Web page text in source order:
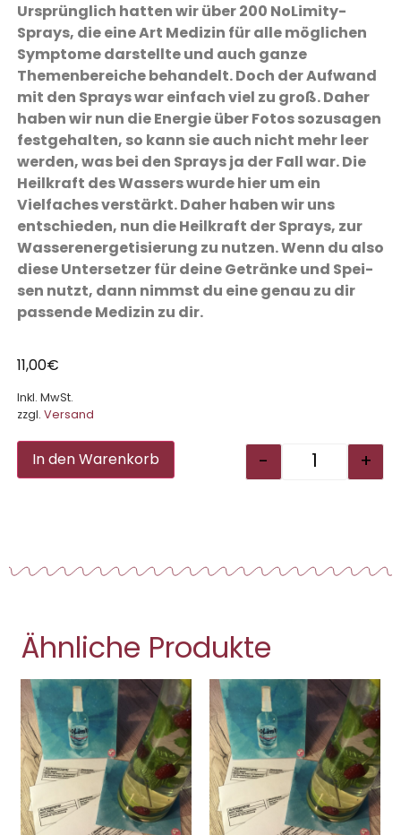
Ursprünglich hatten wir über 200 NoLimity-
Sprays, die eine Art Medizin für alle möglichen
Symptome darstellte und auch ganze
Themenbereiche behandelt. Doch der Aufwand
mit den Sprays war einfach viel zu groß. Daher
haben wir nun die Energie über Fotos sozusagen
festgehalten, so kann sie auch nicht mehr leer
werden, was bei den Sprays ja der Fall war. Die
Heilkraft des Wassers wurde hier um ein
Vielfaches verstärkt. Daher haben wir uns
entschieden, nun die Heilkraft der Sprays, zur
Wasser­ener­ge­tisierung zu nutzen. Wenn du also
diese Untersetzer für deine Getränke und Spei­
sen nutzt, dann nimmst du eine genau zu dir
passende Medizin zu dir.
11,00€
Inkl. MwSt.
zzgl. Versand
- +
In den Warenkorb Alternative:
Ähnliche Produkte